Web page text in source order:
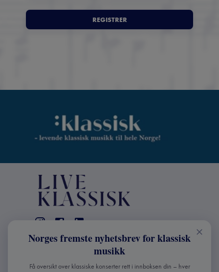
REGISTRER
KONTAKT
Live Klassisk: +47 98670803
info@liveklassisk.no
Norges fremste nyhetsbrev for klassisk
musikk
Få oversikt over klassiske konserter rett i innboksen din – hver